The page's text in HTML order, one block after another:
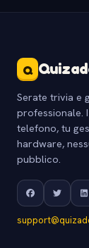
Q
Serate trivia e
professionale.
telefono, tu
hardware,
pubblico.